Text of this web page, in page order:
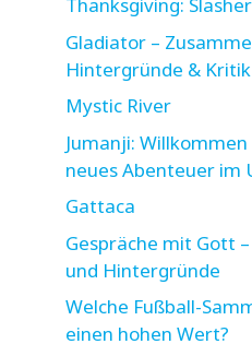
Gladiator –
Hintergründe & Kritik
Mystic River
Jumanji:
neues Abenteuer im
Gattaca
Gespräche mit Gott
und Hintergründe
Welche Fußball-
einen hohen Wert?